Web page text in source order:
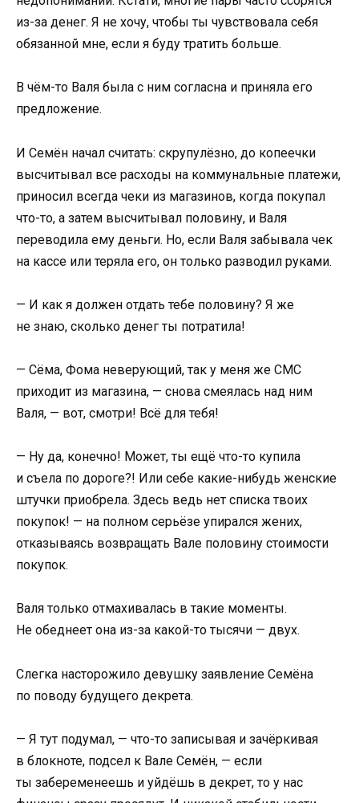
из-за денег. Я не хочу, чтобы ты чувствовала себя
обязанной мне, если я буду тратить больше.
В чём-то Валя была с ним согласна и приняла его
предложение.
И Семён начал считать: скрупулёзно, до копеечки
высчитывал все расходы на коммунальные платежи,
приносил всегда чеки из магазинов, когда покупал
что-то, а затем высчитывал половину, и Валя
переводила ему деньги. Но, если Валя забывала чек
на кассе или теряла его, он только разводил руками.
— И как я должен отдать тебе половину? Я же
не знаю, сколько денег ты потратила!
— Сёма, Фома неверующий, так у меня же СМС
приходит из магазина, — снова смеялась над ним
Валя, — вот, смотри! Всё для тебя!
— Ну да, конечно! Может, ты ещё что-то купила
и съела по дороге?! Или себе какие-нибудь женские
штучки приобрела. Здесь ведь нет списка твоих
покупок! — на полном серьёзе упирался жених,
отказываясь возвращать Вале половину стоимости
покупок.
Валя только отмахивалась в такие моменты.
Не обеднеет она из-за какой-то тысячи — двух.
Слегка насторожило девушку заявление Семёна
по поводу будущего декрета.
— Я тут подумал, — что-то записывая и зачёркивая
в блокноте, подсел к Вале Семён, — если
ты забеременеешь и уйдёшь в декрет, то у нас